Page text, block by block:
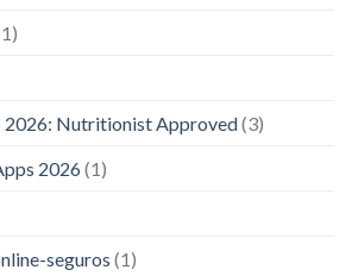
Nutritionist Approved(3)
2026(1)
seguros (1)